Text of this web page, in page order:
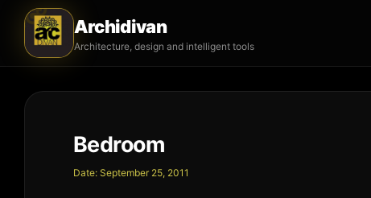
Archidivan
Architecture, design and intelligent tools
Bedroom
Date: September 25, 2011